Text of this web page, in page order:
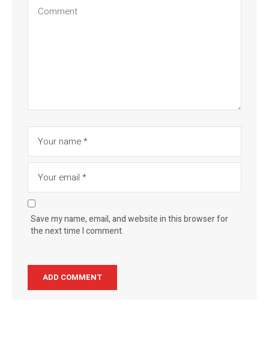
Save my name, email, and website in this browser for
the next time I comment.